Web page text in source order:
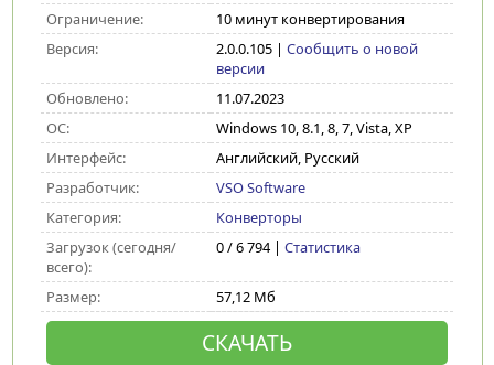
Ограничение:
10 минут конвертирования
Версия:
2.0.0.105| Сообщить о новой
версии
Обновлено:
11.07.2023
ОС:
Windows 10, 8.1, 8, 7, Vista, XP
Интерфейс:
Английский, Русский
Разработчик:
VSO Software
Категория:
Конверторы
Загрузок (сегодня/
всего):
0 / 6 794 | Статистика
Размер: 57,12 Мб
СКАЧАТЬ